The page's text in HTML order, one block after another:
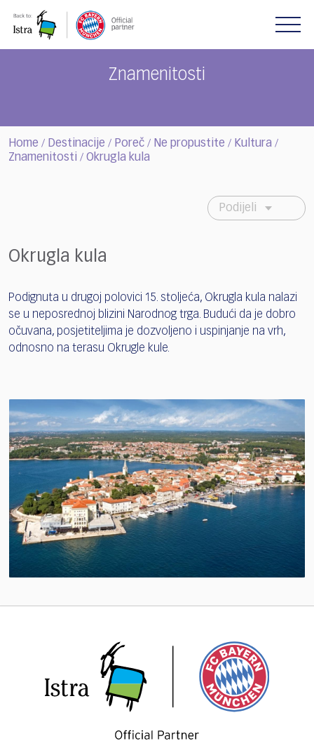
note:
Znamenitosti
Home / Destinacije / Poreč / Ne propustite / Kultura /
Znamenitosti / Okrugla kula
Podijeli
Okrugla kula
Podignuta u drugoj polovici 15. stoljeća, Okrugla kula nalazi
se u neposrednoj blizini Narodnog trga. Budući da je dobro
očuvana, posjetiteljima je dozvoljeno i uspinjanje na vrh,
odnosno na terasu Okrugle kule.